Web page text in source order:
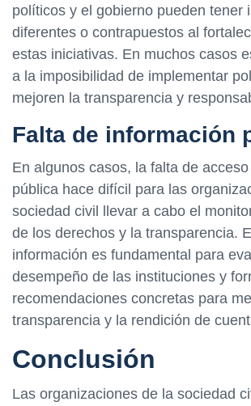
políticos y el gobierno pueden tener
diferentes o contrapuestos al
estas iniciativas. En muchos casos
a la imposibilidad de implementar
mejoren la transparencia y
Falta de información
En algunos casos, la falta de
pública hace difícil para las
sociedad civil llevar a cabo el
de los derechos y la transparencia.
información es fundamental para
desempeño de las instituciones y
recomendaciones concretas para
transparencia y la rendición de
Conclusión
Las organizaciones de la sociedad